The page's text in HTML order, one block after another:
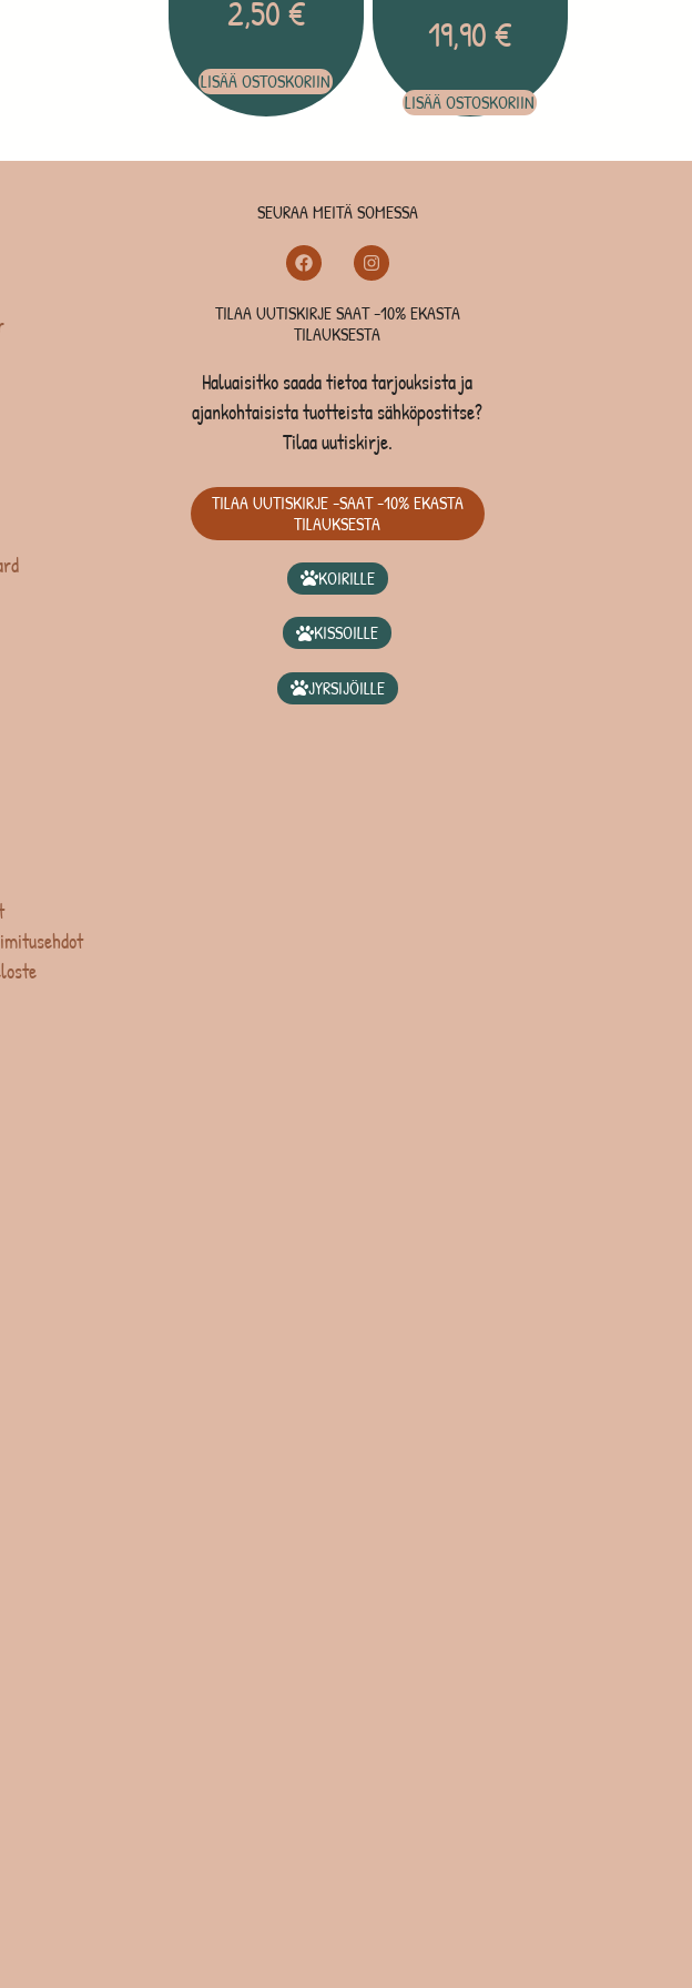
2,50€
LISÄÄ OSTOSKORIIN
19,90€
LISÄÄ OSTOSKORIIN
SEURAA MEITÄ SOMESSA
TILAA UUTISKIRJE SAAT -10% EKASTA
TILAUKSESTA
Haluaisitko saada tietoa tarjouksista ja
ajankohtaisista tuotteista sähköpostitse?
Tilaa uutiskirje.
TILAA UUTISKIRJE -SAAT -10% EKASTA
TILAUKSESTA
KOIRILLE
KISSOILLE
JYRSIJÖILLE